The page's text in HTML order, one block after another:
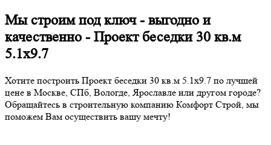
Мы строим под ключ - выгодно и
качественно - Проект беседки 30 кв.м
5.1х9.7
Хотите построить Проект беседки 30 кв.м 5.1х9.7 по лучшей
цене в Москве, СПб, Вологде, Ярославле или другом городе?
Обращайтесь в строительную компанию Комфорт Строй, мы
поможем Вам осуществить вашу мечту!